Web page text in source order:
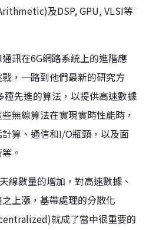
及DSP, GPU, VLSI等
訊在6G網路系統上的進階應
，一路到他們最新的研究方
種先進的算法，以提供高速數據
無線算法在實現實時性能時，
算、通信和I/O瓶頸，以及面
。
線數量的增加，對高速數據、
上漲，基帶處理的分散化
就成了當中很重要的